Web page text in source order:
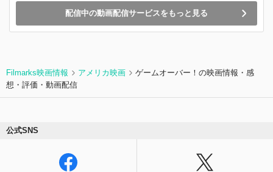
配信中の動画配信サービスをもっと見る
Filmarks映画情報 アメリカ映画
ゲームオーバー！の映画情報・感
想・評価・動画配信
公式SNS